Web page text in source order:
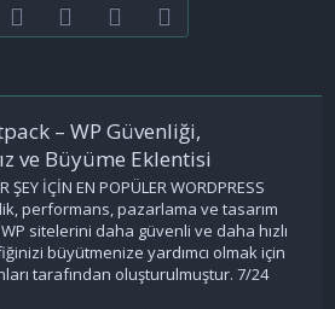
Twitter youtubeBize ulaşın
– WP Güvenliği,
ve Büyüme Eklentisi
ŞEY İÇİN EN POPÜLER WORDPRESS
performans, pazarlama ve tasarım
sitelerini daha güvenli ve daha hızlı
büyütmenize yardımcı olmak için
tarafından oluşturulmuştur. 7/24